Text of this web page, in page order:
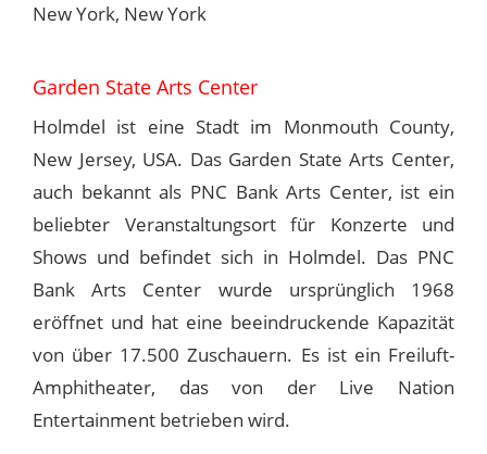
New York, New York
Garden State Arts Center
Holmdel ist eine Stadt im Monmouth County,
New Jersey, USA. Das Garden State Arts Center,
auch bekannt als PNC Bank Arts Center, ist ein
beliebter Veranstaltungsort für Konzerte und
Shows und befindet sich in Holmdel. Das PNC
Bank Arts Center wurde ursprünglich 1968
eröffnet und hat eine beeindruckende Kapazität
von über 17.500 Zuschauern. Es ist ein Freiluft-
Amphitheater, das von der Live Nation
Entertainment betrieben wird.